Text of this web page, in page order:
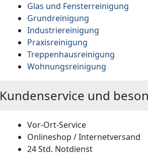
Glas und Fensterreinigung
Grundreinigung
Industriereinigung
Praxisreinigung
Treppenhausreinigung
Wohnungsreinigung
Kundenservice und
Vor-Ort-Service
Onlineshop / Internetversand
24 Std. Notdienst